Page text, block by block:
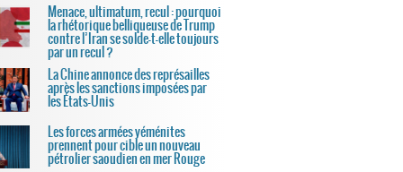
Menace, ultimatum, recul : pourquoi
la rhétorique belliqueuse de Trump
contre l’Iran se solde-t-elle toujours
par un recul ?
La Chine annonce des représailles
après les sanctions imposées par
les États-Unis
Les forces armées yéménites
prennent pour cible un nouveau
pétrolier saoudien en mer Rouge